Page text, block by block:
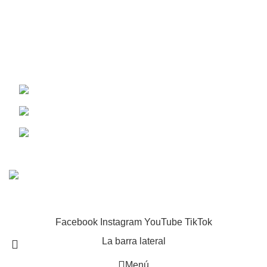
Facebook Instagram YouTube TikTok
La barra lateral